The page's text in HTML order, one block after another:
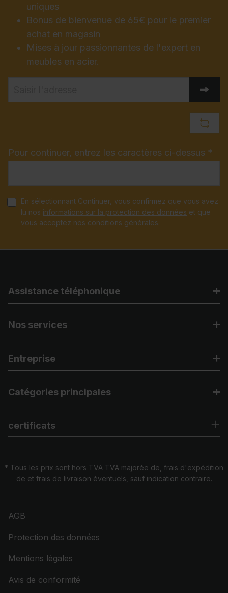
uniques
Bonus de bienvenue de 65€ pour le premier
achat en magasin
Mises à jour passionnantes de l'expert en
meubles en acier.
Pour continuer, entrez les caractères ci-dessus *
En sélectionnant Continuer, vous confirmez que vous avez
lu nos informations sur la protection des données et que
vous acceptez nos conditions générales.
Assistance téléphonique
Nos services
Entreprise
Catégories principales
certificats
* Tous les prix sont hors TVA TVA majorée de, frais d'expédition
de et frais de livraison éventuels, sauf indication contraire.
AGB
Protection des données
Mentions légales
Avis de conformité